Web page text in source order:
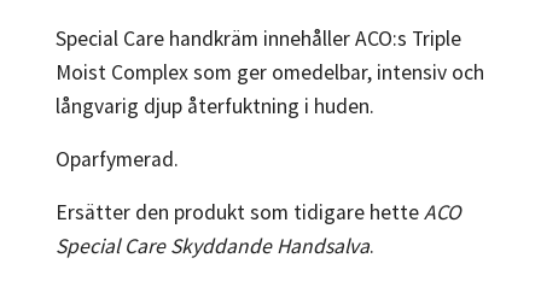
Special Care handkräm innehåller ACO:s Triple
Moist Complex som ger omedelbar, intensiv och
långvarig djup återfuktning i huden.
Oparfymerad.
Ersätter den produkt som tidigare hetteACO
Special Care Skyddande Handsalva.